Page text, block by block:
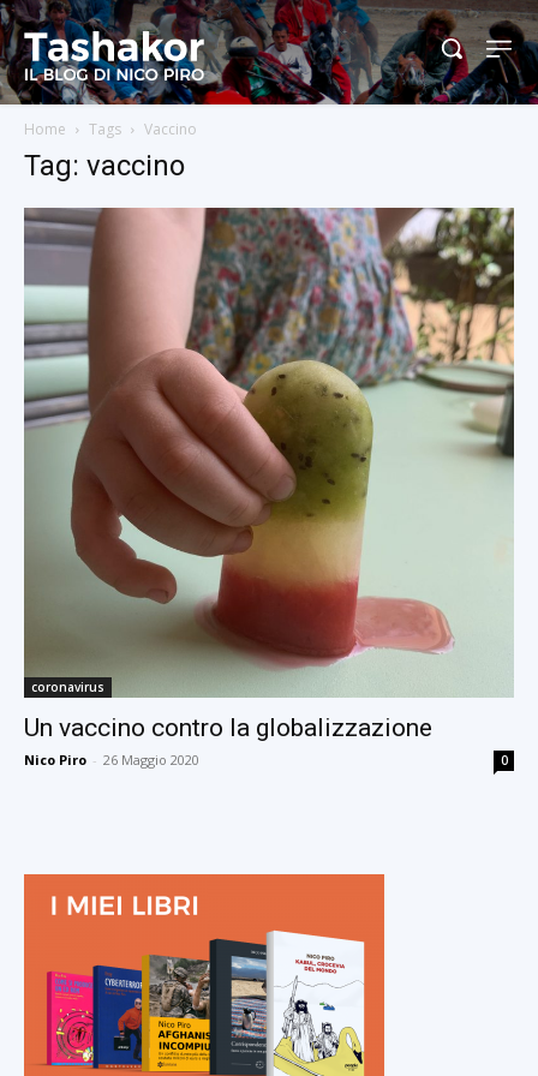
Home Tags Vaccino
Tag: vaccino
coronavirus
Un vaccino contro la globalizzazione
Nico Piro - 26 Maggio 2020 0